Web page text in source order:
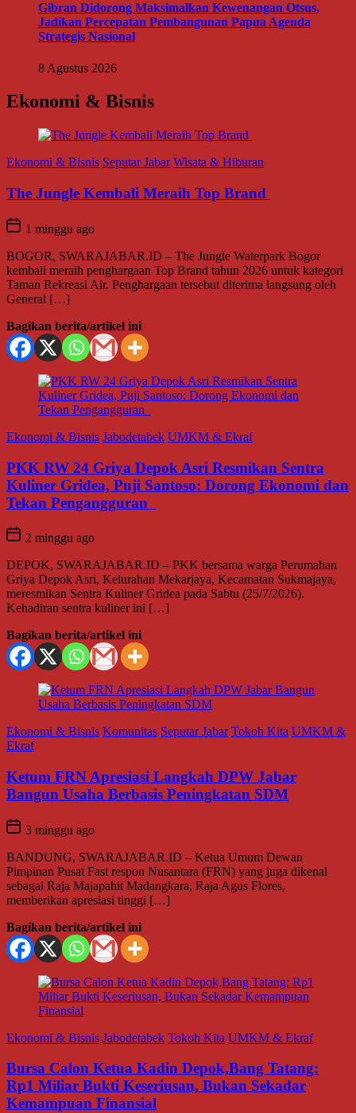
Gibran Didorong Maksimalkan Kewenangan Otsus,
Jadikan Percepatan Pembangunan Papua Agenda
Strategis Nasional
8 Agustus 2026
Ekonomi & Bisnis
Ekonomi & Bisnis Seputar Jabar Wisata & Hiburan
The Jungle Kembali Meraih Top Brand
1 minggu ago
BOGOR, SWARAJABAR.ID – The Jungle Waterpark Bogor
kembali meraih penghargaan Top Brand tahun 2026 untuk kategori
Taman Rekreasi Air. Penghargaan tersebut diterima langsung oleh
General […]
Bagikan berita/artikel ini
Ekonomi & Bisnis Jabodetabek UMKM & Ekraf
PKK RW 24 Griya Depok Asri Resmikan Sentra
Kuliner Gridea, Puji Santoso: Dorong Ekonomi dan
Tekan Pengangguran
2 minggu ago
DEPOK, SWARAJABAR.ID – PKK bersama warga Perumahan
Griya Depok Asri, Kelurahan Mekarjaya, Kecamatan Sukmajaya,
meresmikan Sentra Kuliner Gridea pada Sabtu (25/7/2026).
Kehadiran sentra kuliner ini […]
Bagikan berita/artikel ini
Ekonomi & Bisnis Komunitas Seputar Jabar Tokoh Kita UMKM &
Ekraf
Ketum FRN Apresiasi Langkah DPW Jabar
Bangun Usaha Berbasis Peningkatan SDM
3 minggu ago
BANDUNG, SWARAJABAR.ID – Ketua Umum Dewan
Pimpinan Pusat Fast respon Nusantara (FRN) yang juga dikenal
sebagai Raja Majapahit Madangkara, Raja Agus Flores,
memberikan apresiasi tinggi […]
Bagikan berita/artikel ini
Ekonomi & Bisnis Jabodetabek Tokoh Kita UMKM & Ekraf
Bursa Calon Ketua Kadin Depok,Bang Tatang:
Rp1 Miliar Bukti Keseriusan, Bukan Sekadar
Kemampuan Finansial